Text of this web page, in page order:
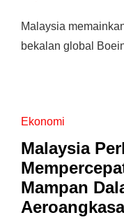
Malaysia
bekalan global
Ekonomi
Malaysia
Mampan
Aeroangkasa